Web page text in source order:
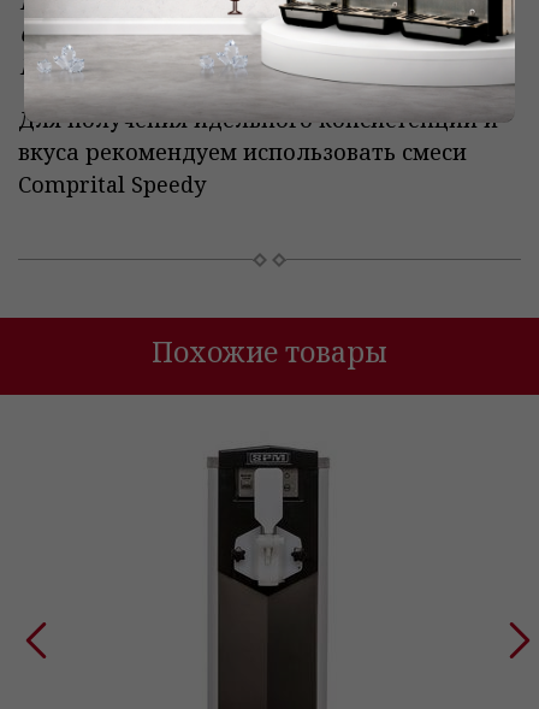
Стабильный вкус и качество
Шоу готового продукта
Для получения идельного консистенции и
вкуса рекомендуем использовать смеси
Сomprital Speedy
Похожие товары